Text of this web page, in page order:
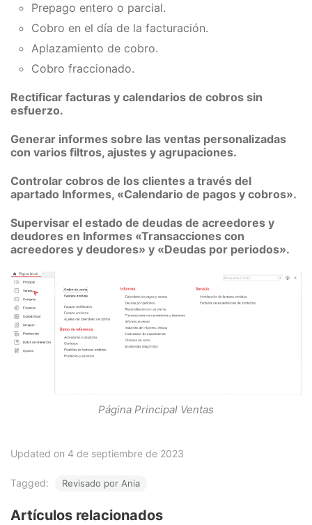
Prepago entero o parcial.
Cobro en el día de la facturación.
Aplazamiento de cobro.
Cobro fraccionado.
Rectificar facturas y calendarios de cobros sin
esfuerzo.
Generar informes sobre las ventas personalizadas
con varios filtros, ajustes y agrupaciones.
Controlar cobros de los clientes a través del
apartado Informes, «Calendario de pagos y cobros».
Supervisar el estado de deudas de acreedores y
deudores en Informes «Transacciones con
acreedores y deudores» y «Deudas por periodos».
Página Principal Ventas
Updated on 4 de septiembre de 2023
Tagged: Revisado por Ania
Artículos relacionados